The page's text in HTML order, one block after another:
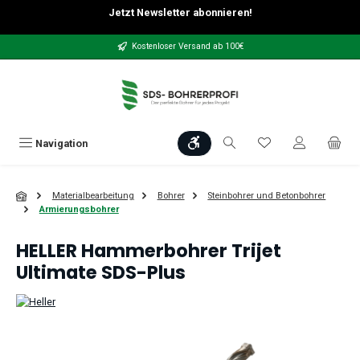
Zum Hauptinhalt springenJetzt Newsletter abonnieren!
Kostenloser Versand ab 100€
Navigation Werkzeugleiste anzeigen
Du hast 0
Materialbearbeitung Bohrer
Steinbohrer und Betonbohrer
Armierungsbohrer
HELLER Hammerbohrer Trijet
Ultimate SDS-Plus